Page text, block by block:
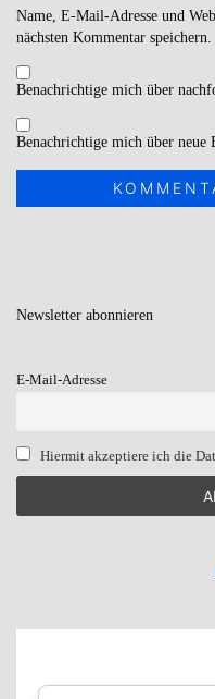
Name, E-Mail-Adresse und
nächsten Kommentar speichern.
Benachrichtige mich über
Benachrichtige mich über neue
Newsletter abonnieren
E-Mail-Adresse
Hiermit akzeptiere ich die